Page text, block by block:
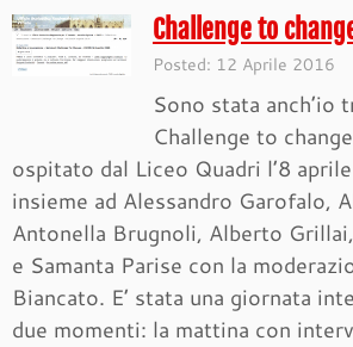
Challenge to
Posted: 12 Aprile 2016
Sono stata anch’io
Challenge to
ospitato dal Liceo Quadri l’8
insieme ad Alessandro Garofalo,
Antonella Brugnoli, Alberto
e Samanta Parise con la
Biancato. E’ stata una giornata
due momenti: la mattina con